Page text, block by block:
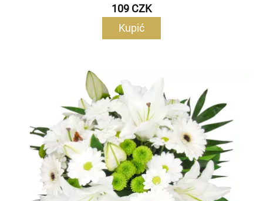
109 CZK
Kupić